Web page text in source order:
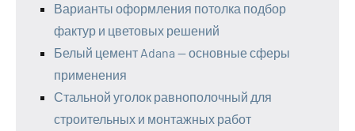
Варианты оформления потолка подбор
фактур и цветовых решений
Белый цемент Adana — основные сферы
применения
Стальной уголок равнополочный для
строительных и монтажных работ